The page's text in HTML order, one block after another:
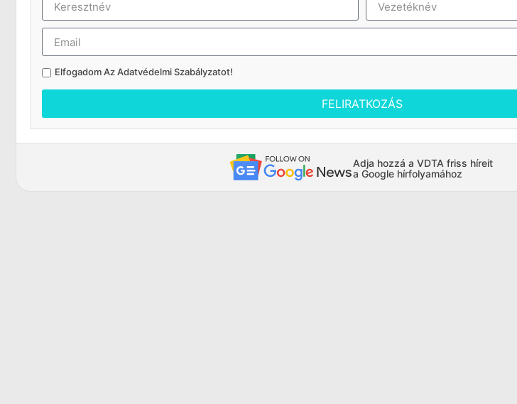
Elfogadom AzAdatvédelmi Szabályzatot!
FELIRATKOZÁS
Adja hozzá a VDTA friss híreit
a Google hírfolyamához